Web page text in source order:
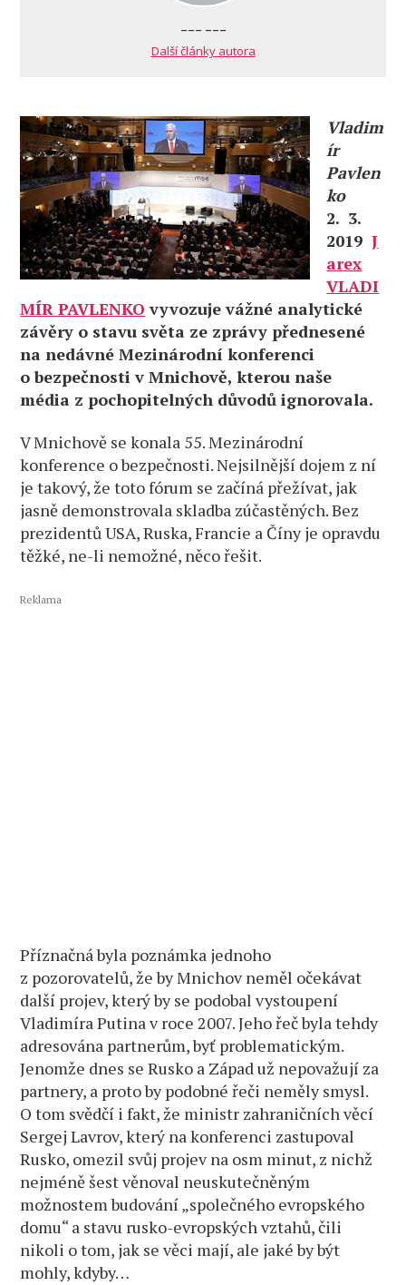
--- ---
Další články autora
Vladim
ír
Pavlen
ko
2. 3.
2019J
arex
VLADI
MÍR PAVLENKO vyvozuje vážné analytické
závěry o stavu světa ze zprávy přednesené
na nedávné Mezinárodní konferenci
o bezpečnosti v Mnichově, kterou naše
média z pochopitelných důvodů ignorovala.
V Mnichově se konala 55. Mezinárodní
konference o bezpečnosti. Nejsilnější dojem z ní
je takový, že toto fórum se začíná přežívat, jak
jasně demonstrovala skladba zúčastěných. Bez
prezidentů USA, Ruska, Francie a Číny je opravdu
těžké, ne-li nemožné, něco řešit.
Reklama
Příznačná byla poznámka jednoho
z pozorovatelů, že by Mnichov neměl očekávat
další projev, který by se podobal vystoupení
Vladimíra Putina v roce 2007. Jeho řeč byla tehdy
adresována partnerům, byť problematickým.
Jenomže dnes se Rusko a Západ už nepovažují za
partnery, a proto by podobné řeči neměly smysl.
O tom svědčí i fakt, že ministr zahraničních věcí
Sergej Lavrov, který na konferenci zastupoval
Rusko, omezil svůj projev na osm minut, z nichž
nejméně šest věnoval neuskutečněným
možnostem budování „společného evropského
domu“ a stavu rusko-evropských vztahů, čili
nikoli o tom, jak se věci mají, ale jaké by být
mohly, kdyby…